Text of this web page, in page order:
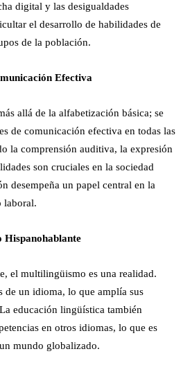
digital y las desigualdades
el desarrollo de habilidades de
de la población.
Efectiva
allá de la alfabetización básica; se
de comunicación efectiva en todas las
la comprensión auditiva, la expresión
son cruciales en la sociedad
desempeña un papel central en la
laboral.
Hispanohablante
el multilingüismo es una realidad.
de un idioma, lo que amplía sus
educación lingüística también
en otros idiomas, lo que es
mundo globalizado.